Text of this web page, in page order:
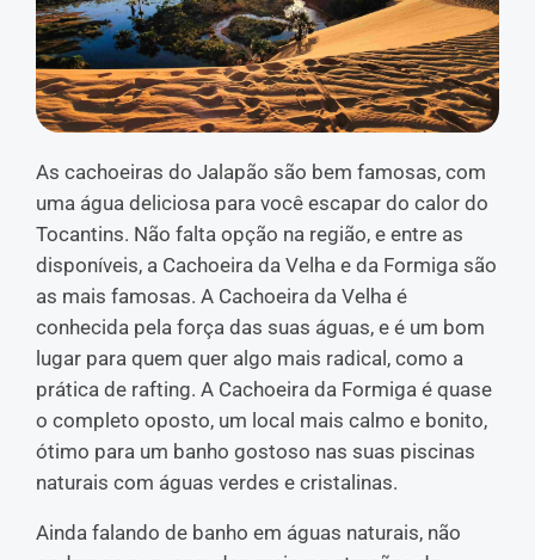
As cachoeiras do Jalapão são bem famosas, com
uma água deliciosa para você escapar do calor do
Tocantins. Não falta opção na região, e entre as
disponíveis, a Cachoeira da Velha e da Formiga são
as mais famosas. A Cachoeira da Velha é
conhecida pela força das suas águas, e é um bom
lugar para quem quer algo mais radical, como a
prática de rafting. A Cachoeira da Formiga é quase
o completo oposto, um local mais calmo e bonito,
ótimo para um banho gostoso nas suas piscinas
naturais com águas verdes e cristalinas.
Ainda falando de banho em águas naturais, não